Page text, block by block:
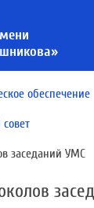
обеспечение
заседаний УМС